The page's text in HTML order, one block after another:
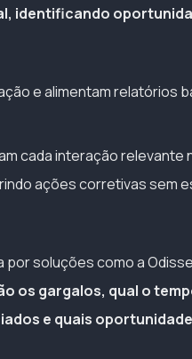
identificando
e alimentam relatórios
cada interação relevante
ações corretivas sem
por soluções como a
os gargalos, qual o
e quais